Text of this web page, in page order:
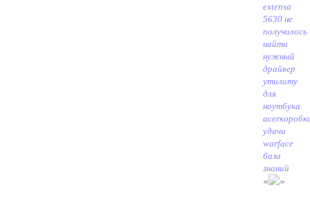
extensa
5630 не
получилось
найти
нужный
драйвер
утилиту
для
ноутбука
acer
удачи
warface
база
знаний